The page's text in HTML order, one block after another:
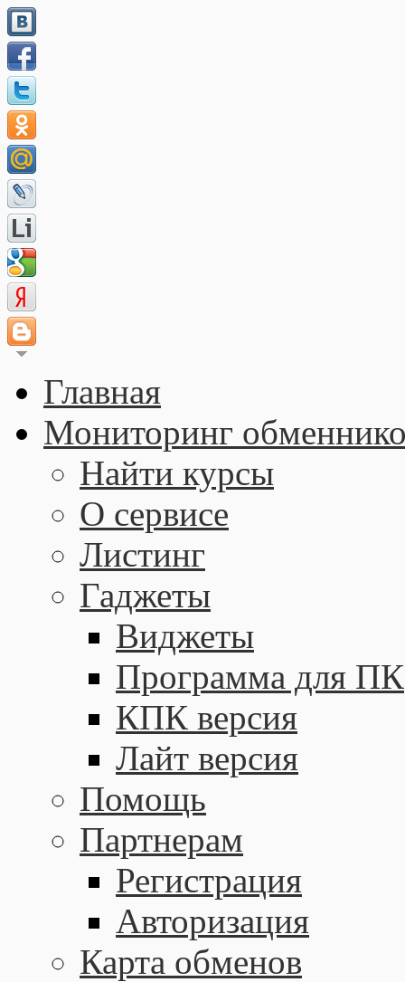
Главная
Мониторинг
Найти курсы
О сервисе
Листинг
Гаджеты
Виджеты
Программа для ПК
КПК версия
Лайт версия
Помощь
Партнерам
Регистрация
Авторизация
Карта обменов